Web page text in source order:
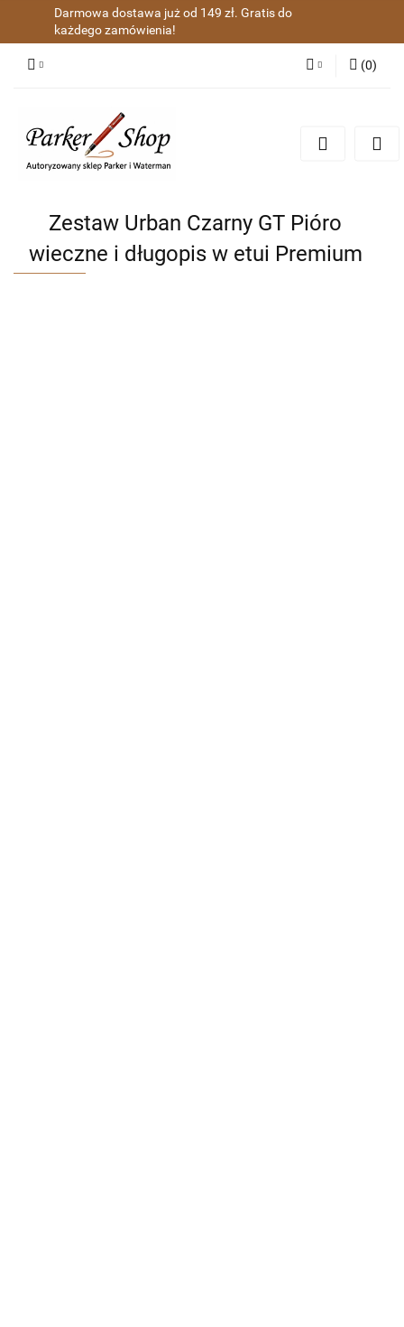
Darmowa dostawa już od 149 zł. Gratis do
każdego zamówienia!
Zarejestruj się
(0)
Zestaw Urban Czarny GT Pióro
wieczne i długopis w etui Premium